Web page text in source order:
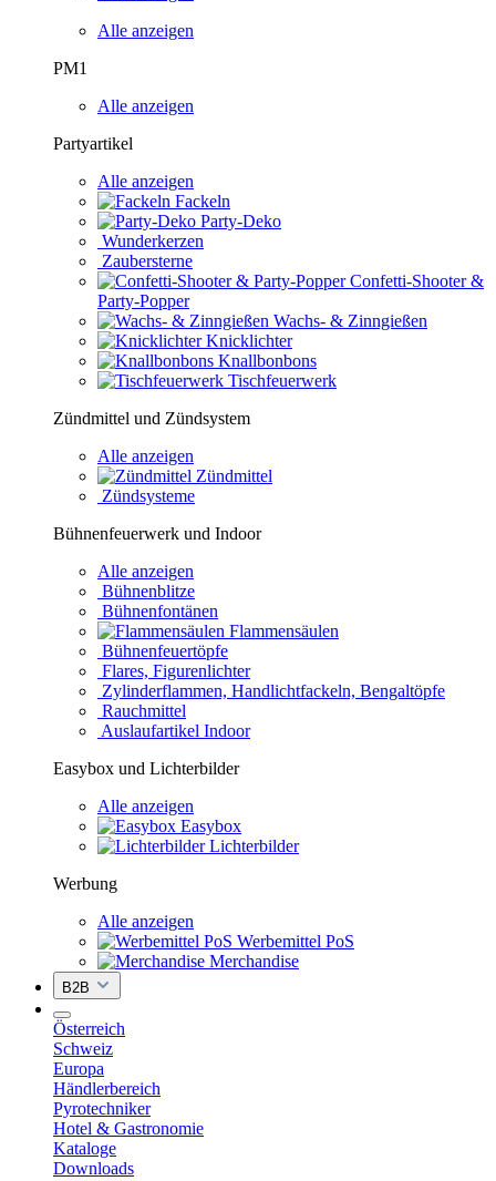
Alle anzeigen
PM1
Alle anzeigen
Partyartikel
Alle anzeigen
Fackeln
Party-Deko
Wunderkerzen
Zaubersterne
Confetti-Shooter &
Party-Popper
Wachs- & Zinngießen
Knicklichter
Knallbonbons
Tischfeuerwerk
Zündmittel und Zündsystem
Alle anzeigen
Zündmittel
Zündsysteme
Bühnenfeuerwerk und Indoor
Alle anzeigen
Bühnenblitze
Bühnenfontänen
Flammensäulen
Bühnenfeuertöpfe
Flares, Figurenlichter
Zylinderflammen, Handlichtfackeln, Bengaltöpfe
Rauchmittel
Auslaufartikel Indoor
Easybox und Lichterbilder
Alle anzeigen
Easybox
Lichterbilder
Werbung
Alle anzeigen
Werbemittel PoS
Merchandise
B2B
Österreich
Schweiz
Europa
Händlerbereich
Pyrotechniker
Hotel & Gastronomie
Kataloge
Downloads